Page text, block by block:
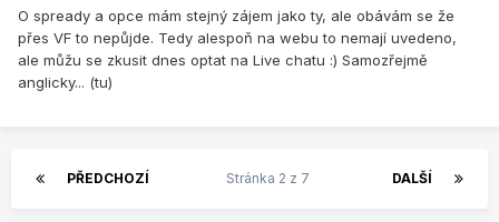
O spready a opce mám stejný zájem jako ty, ale obávám se že
přes VF to nepůjde. Tedy alespoň na webu to nemají uvedeno,
ale můžu se zkusit dnes optat na Live chatu :) Samozřejmě
anglicky... (tu)
PŘEDCHOZÍ DALŠÍ
Stránka 2 z 7